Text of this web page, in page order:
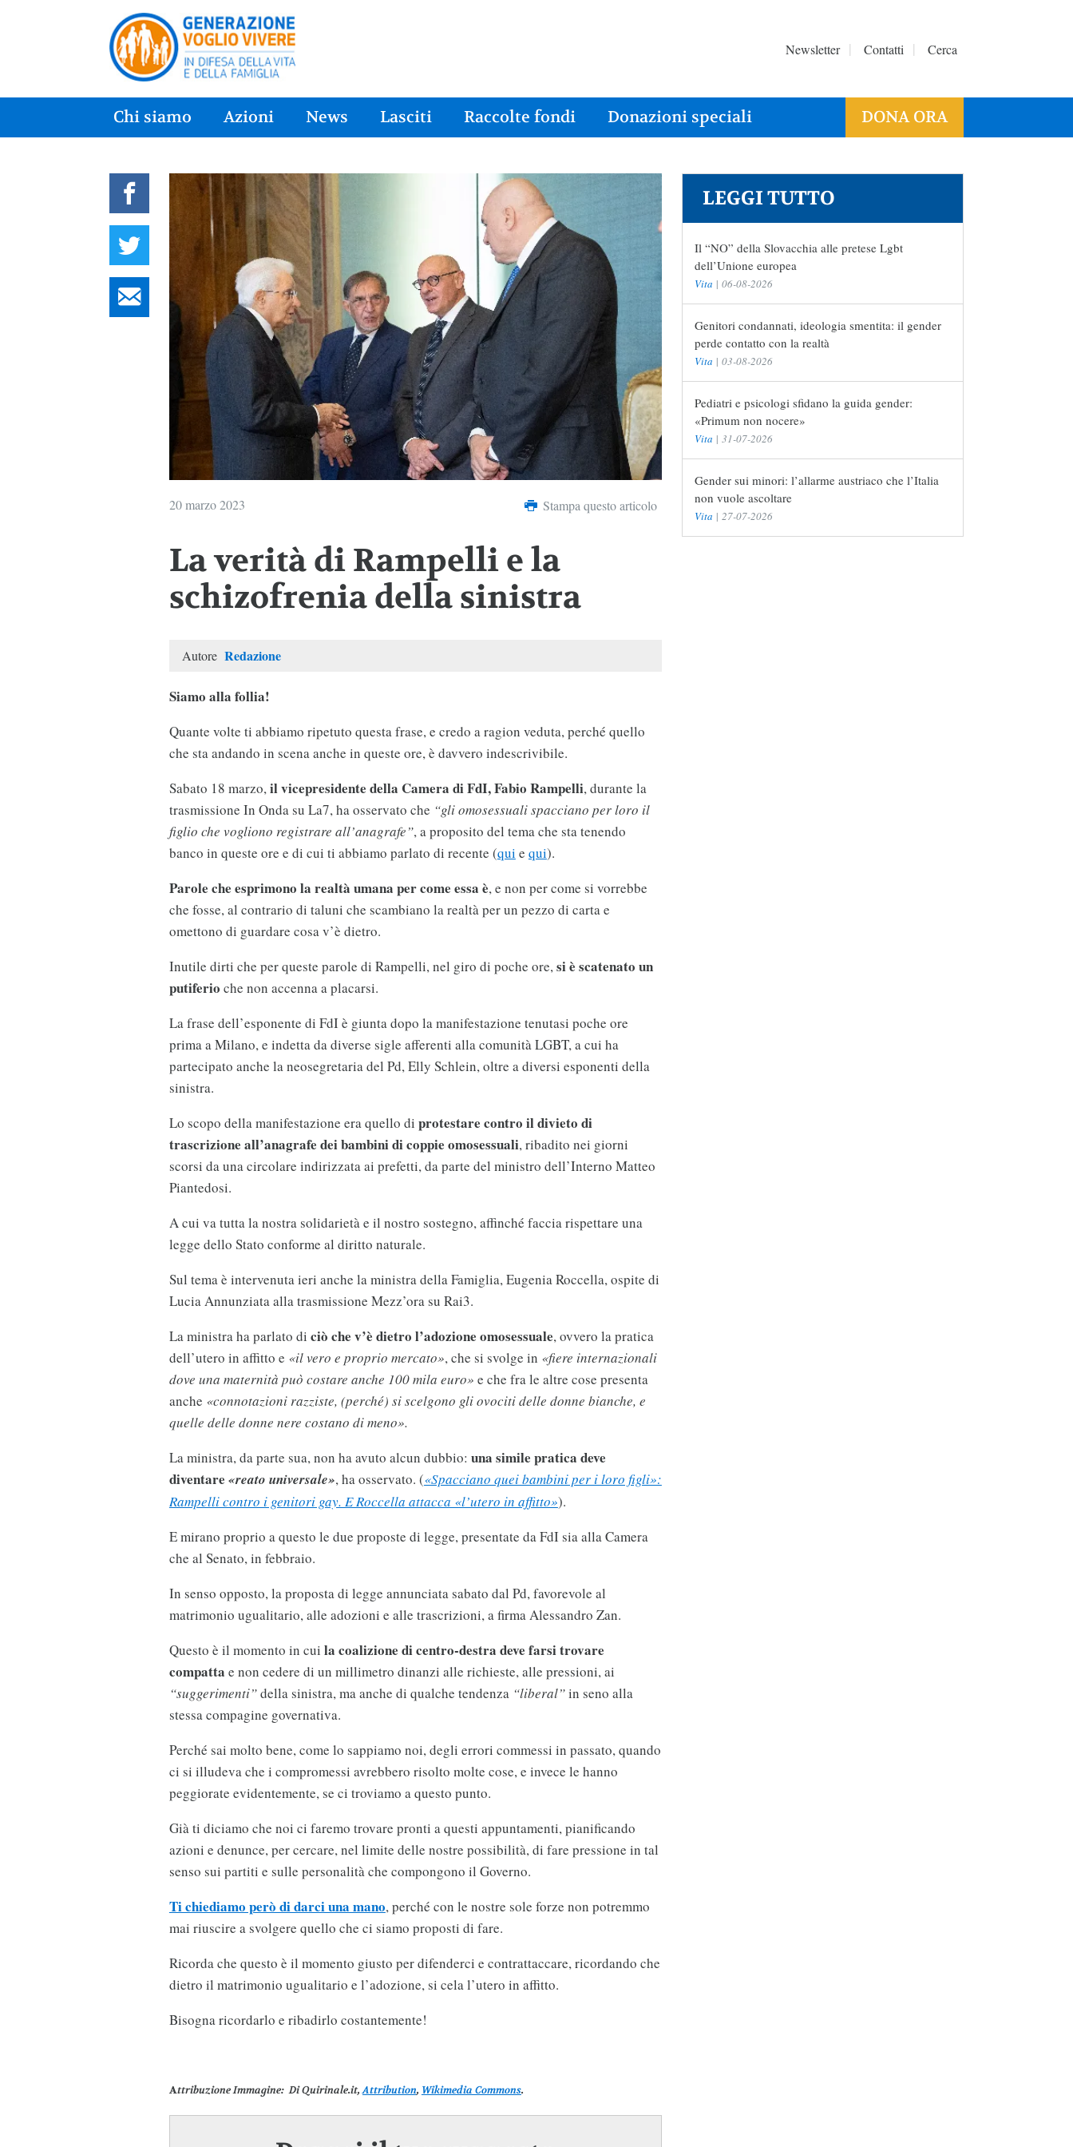
Newsletter Contatti Cerca
Chi siamo Azioni News Lasciti Raccolte fondi Donazioni speciali DONA ORA
20 marzo 2023 Stampa questo articolo
La verità di Rampelli e la
schizofrenia della sinistra
Autore Redazione
Siamo alla follia!
Quante volte ti abbiamo ripetuto questa frase, e credo a ragion veduta, perché quello
che sta andando in scena anche in queste ore, è davvero indescrivibile.
Sabato 18 marzo,il vicepresidente della Camera di FdI, Fabio Rampelli, durante la
trasmissione In Onda su La7, ha osservato che “gli omosessuali spacciano per loro il
figlio che vogliono registrare all’anagrafe”, a proposito del tema che sta tenendo
banco in queste ore e di cui ti abbiamo parlato di recente (qui e qui).
Parole che esprimono la realtà umana per come essa è, e non per come si vorrebbe
che fosse, al contrario di taluni che scambiano la realtà per un pezzo di carta e
omettono di guardare cosa v’è dietro.
Inutile dirti che per queste parole di Rampelli, nel giro di poche ore,si è scatenato un
putiferio che non accenna a placarsi.
La frase dell’esponente di FdI è giunta dopo la manifestazione tenutasi poche ore
prima a Milano, e indetta da diverse sigle afferenti alla comunità LGBT, a cui ha
partecipato anche la neosegretaria del Pd, Elly Schlein, oltre a diversi esponenti della
sinistra.
Lo scopo della manifestazione era quello di protestare contro il divieto di
trascrizione all’anagrafe dei bambini di coppie omosessuali, ribadito nei giorni
scorsi da una circolare indirizzata ai prefetti, da parte del ministro dell’Interno Matteo
Piantedosi.
A cui va tutta la nostra solidarietà e il nostro sostegno, affinché faccia rispettare una
legge dello Stato conforme al diritto naturale.
Sul tema è intervenuta ieri anche la ministra della Famiglia, Eugenia Roccella, ospite di
Lucia Annunziata alla trasmissione Mezz’ora su Rai3.
La ministra ha parlato di ciò che v’è dietro l’adozione omosessuale, ovvero la pratica
dell’utero in affitto e «il vero e proprio mercato», che si svolge in «fiere internazionali
dove una maternità può costare anche 100 mila euro» e che fra le altre cose presenta
anche «connotazioni razziste, (perché) si scelgono gli ovociti delle donne bianche, e
quelle delle donne nere costano di meno».
La ministra, da parte sua, non ha avuto alcun dubbio: una simile pratica deve
diventare «reato universale», ha osservato. («Spacciano quei bambini per i loro figli»:
Rampelli contro i genitori gay. E Roccella attacca «l’utero in affitto»).
E mirano proprio a questo le due proposte di legge, presentate da FdI sia alla Camera
che al Senato, in febbraio.
In senso opposto, la proposta di legge annunciata sabato dal Pd, favorevole al
matrimonio ugualitario, alle adozioni e alle trascrizioni, a firma Alessandro Zan.
Questo è il momento in cui la coalizione di centro-destra deve farsi trovare
compatta e non cedere di un millimetro dinanzi alle richieste, alle pressioni, ai
“suggerimenti”della sinistra, ma anche di qualche tendenza “liberal”in seno alla
stessa compagine governativa.
Perché sai molto bene, come lo sappiamo noi, degli errori commessi in passato, quando
ci si illudeva che i compromessi avrebbero risolto molte cose, e invece le hanno
peggiorate evidentemente, se ci troviamo a questo punto.
Già ti diciamo che noi ci faremo trovare pronti a questi appuntamenti, pianificando
azioni e denunce, per cercare, nel limite delle nostre possibilità, di fare pressione in tal
senso sui partiti e sulle personalità che compongono il Governo.
Ti chiediamo però di darci una mano, perché con le nostre sole forze non potremmo
mai riuscire a svolgere quello che ci siamo proposti di fare.
Ricorda che questo è il momento giusto per difenderci e contrattaccare, ricordando che
dietro il matrimonio ugualitario e l’adozione, si cela l’utero in affitto.
Bisogna ricordarlo e ribadirlo costantemente!
Attribuzione Immagine: Di Quirinale.it,Attribution, Wikimedia Commons.
LEGGI TUTTO
Il “NO” della Slovacchia alle pretese Lgbt
dell’Unione europea
Vita | 06-08-2026
Genitori condannati, ideologia smentita: il gender
perde contatto con la realtà
Vita | 03-08-2026
Pediatri e psicologi sfidano la guida gender:
«Primum non nocere»
Vita | 31-07-2026
Gender sui minori: l’allarme austriaco che l’Italia
non vuole ascoltare
Vita | 27-07-2026